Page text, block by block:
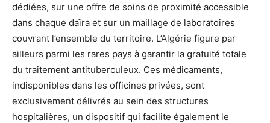
dédiées, sur une offre de soins de proximité accessible
dans chaque daïra et sur un maillage de laboratoires
couvrant l’ensemble du territoire. L’Algérie figure par
ailleurs parmi les rares pays à garantir la gratuité totale
du traitement antituberculeux. Ces médicaments,
indisponibles dans les officines privées, sont
exclusivement délivrés au sein des structures
hospitalières, un dispositif qui facilite également le